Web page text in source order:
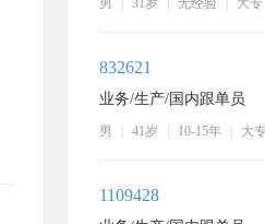
男 31岁 无经验 大专
832621
业务/生产/国内跟单员
男 41岁 10-15年 大
1109428